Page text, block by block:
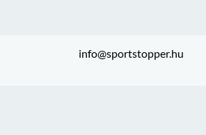
info@sportstopper.hu